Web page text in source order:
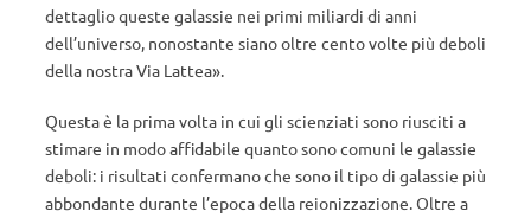
dettaglio queste galassie nei primi miliardi di anni
dell’universo, nonostante siano oltre cento volte più deboli
della nostra Via Lattea».
Questa è la prima volta in cui gli scienziati sono riusciti a
stimare in modo affidabile quanto sono comuni le galassie
deboli: i risultati confermano che sono il tipo di galassie più
abbondante durante l’epoca della reionizzazione. Oltre a